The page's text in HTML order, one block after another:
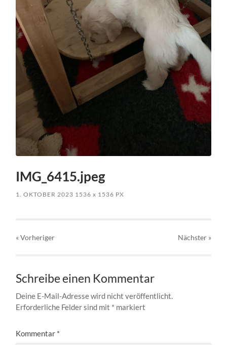
IMG_6415.jpeg
1. OKTOBER 2023 1536x 1536 PX
« Vorheriger Nächster »
Schreibe einen Kommentar
Deine E-Mail-Adresse wird nicht veröffentlicht.
Erforderliche Felder sind mit * markiert
Kommentar *